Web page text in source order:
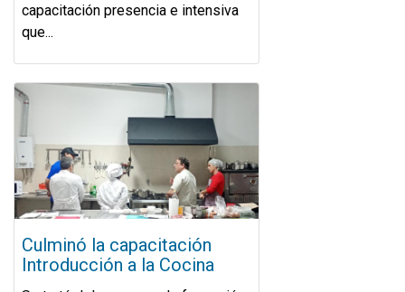
capacitación presencia e intensiva
que...
Culminó la capacitación
Introducción a la Cocina